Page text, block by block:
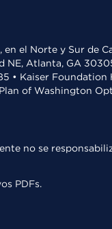
el Norte y Sur de
Atlanta, GA
• Kaiser
of Washington
no se
PDFs.